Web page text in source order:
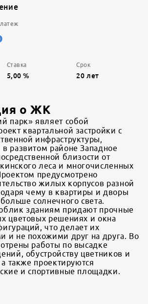
Ставка
5,00 %
Срок
20 лет
о ЖК
парк» являет собой
квартальной застройки с
инфраструктуры,
развитом районе Западное
близости от
леса и многочисленных
предусмотрено
жилых корпусов разной
чему в квартиры и дворы
солнечного света.
зданиям придают прочные
цветовых решениях и окна
что делает их
и не похожими друг на друга. Во
работы по высадке
обустройству цветников и
а также проектируются
и спортивные площадки.